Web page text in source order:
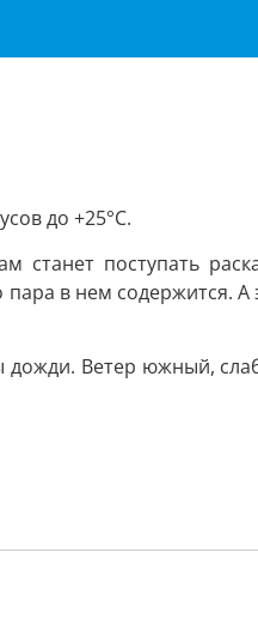
до +25°С.
поступать
в нем содержится.
Ветер южный,